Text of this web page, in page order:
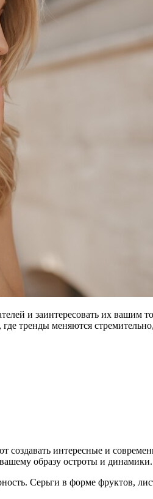
и заинтересовать их вашим
тренды меняются
интересные и
образу остроты и динамики.
Серьги в форме фруктов,